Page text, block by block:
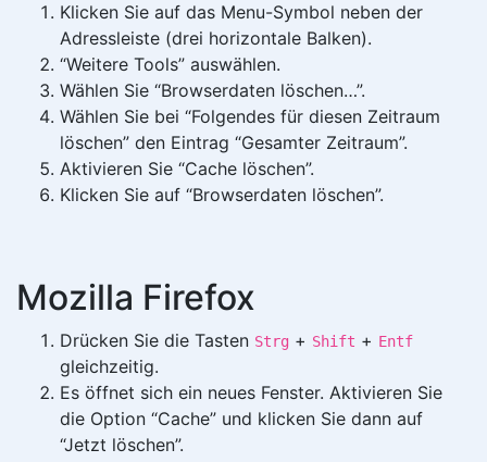
Klicken Sie auf das Menu-Symbol neben der
Adressleiste (drei horizontale Balken).
“Weitere Tools” auswählen.
Wählen Sie “Browserdaten löschen…”.
Wählen Sie bei “Folgendes für diesen Zeitraum
löschen” den Eintrag “Gesamter Zeitraum”.
Aktivieren Sie “Cache löschen”.
Klicken Sie auf “Browserdaten löschen”.
Mozilla Firefox
Drücken Sie die Tasten Strg + Shift + Entf
gleichzeitig.
Es öffnet sich ein neues Fenster. Aktivieren Sie
die Option “Cache” und klicken Sie dann auf
“Jetzt löschen”.